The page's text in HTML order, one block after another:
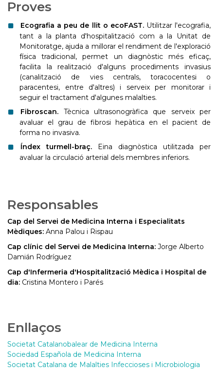
Proves
Ecografia a peu de llit o ecoFAST. Utilitzar l'ecografia,
tant a la planta d'hospitalització com a la Unitat de
Monitoratge, ajuda a millorar el rendiment de l'exploració
física tradicional, permet un diagnòstic més eficaç,
facilita la realització d'alguns procediments invasius
(canalització de vies centrals, toracocentesi o
paracentesi, entre d'altres) i serveix per monitorar i
seguir el tractament d'algunes malalties.
Fibroscan. Tècnica ultrasonogràfica que serveix per
avaluar el grau de fibrosi hepàtica en el pacient de
forma no invasiva.
Índex turmell-braç. Eina diagnòstica utilitzada per
avaluar la circulació arterial dels membres inferiors.
Responsables
Cap del Servei de Medicina Interna i Especialitats
Mèdiques: Anna Palou i Rispau
Cap clínic del Servei de Medicina Interna: Jorge Alberto
Damián Rodríguez
Cap d'Infermeria d'Hospitalització Mèdica i Hospital de
dia: Cristina Montero i Parés
Enllaços
Societat Catalanobalear de Medicina Interna
Sociedad Española de Medicina Interna
Societat Catalana de Malalties Infeccioses i Microbiologia